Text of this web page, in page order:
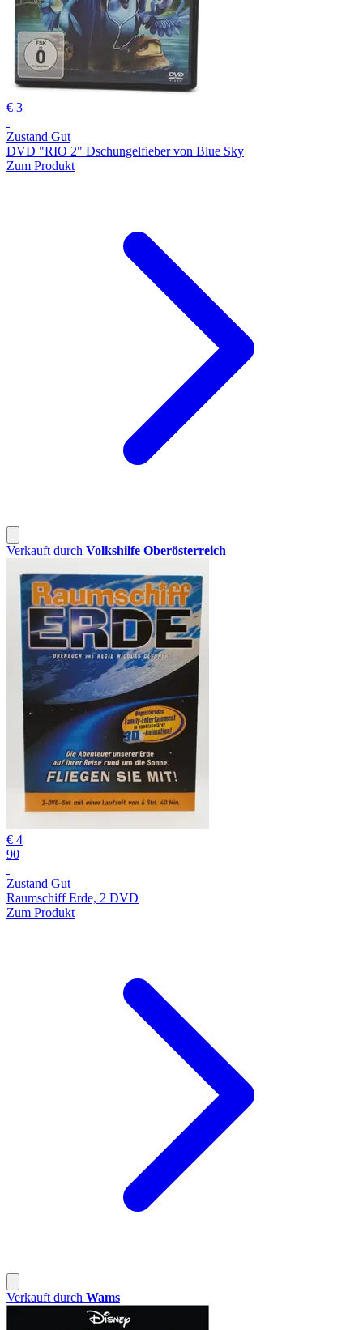
€ 3
Zustand Gut
DVD "RIO 2" Dschungelfieber von Blue Sky
Zum Produkt
Verkauft durch Volkshilfe Oberösterreich
€ 4
90
Zustand Gut
Raumschiff Erde, 2 DVD
Zum Produkt
Verkauft durch Wams